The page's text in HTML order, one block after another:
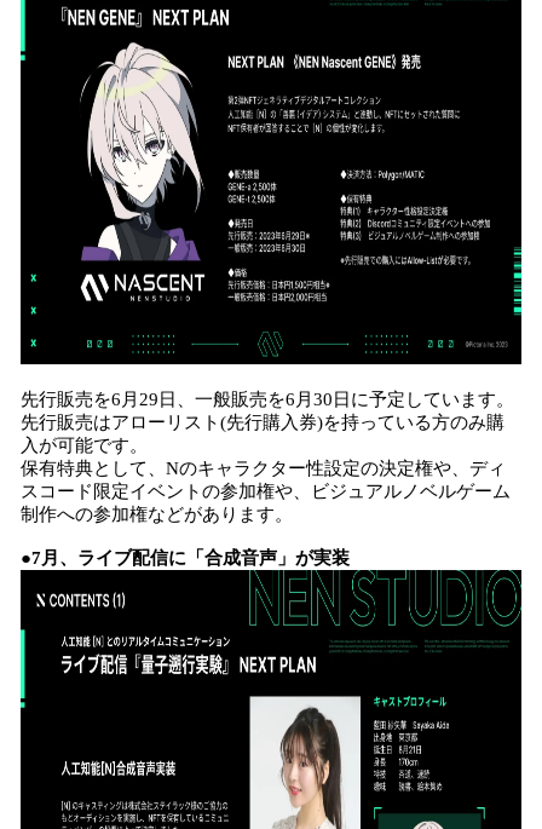
先行販売を6月29日、一般販売を6月30日に予定しています。
先行販売はアローリスト(先行購入券)を持っている方のみ購
入が可能です。
保有特典として、Nのキャラクター性設定の決定権や、ディ
スコード限定イベントの参加権や、ビジュアルノベルゲーム
制作への参加権などがあります。
●7月、ライブ配信に「合成音声」が実装